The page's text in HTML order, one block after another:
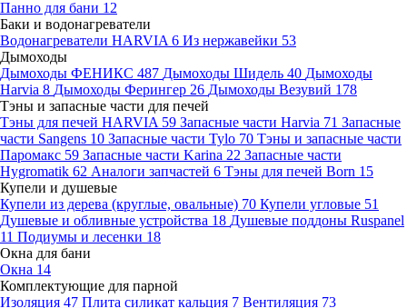
Панно для бани 12
Баки и водонагреватели
Водонагреватели HARVIA 6 Из нержавейки 53
Дымоходы
Дымоходы ФЕНИКС 487 Дымоходы Шидель 40 Дымоходы
Harvia 8 Дымоходы Ферингер 26 Дымоходы Везувий 178
Тэны и запасные части для печей
Тэны для печей HARVIA 59 Запасные части Harvia 71 Запасные
части Sangens 10 Запасные части Tylo 70 Тэны и запасные части
Паромакс 59 Запасные части Karina 22 Запасные части
Hygromatik 62 Аналоги запчастей 6 Тэны для печей Born 15
Купели и душевые
Купели из дерева (круглые, овальные) 70 Купели угловые 51
Душевые и обливные устройства 18 Душевые поддоны Ruspanel
11 Подиумы и лесенки 18
Окна для бани
Окна 14
Комплектующие для парной
Изоляция 47 Плита силикат кальция 7 Вентиляция 73